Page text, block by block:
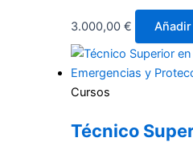
3.000,00 €
Cursos
Técnico